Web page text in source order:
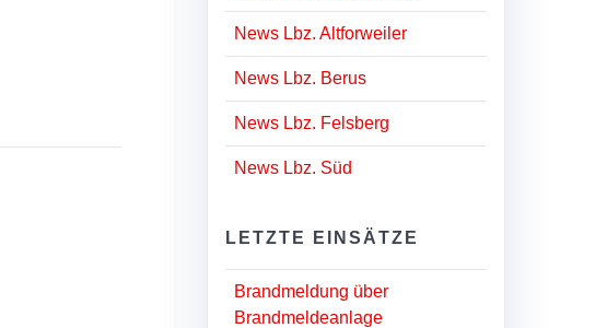
News Lbz. Altforweiler
News Lbz. Berus
News Lbz. Felsberg
News Lbz. Süd
LETZTE EINSÄTZE
Brandmeldung über
Brandmeldeanlage